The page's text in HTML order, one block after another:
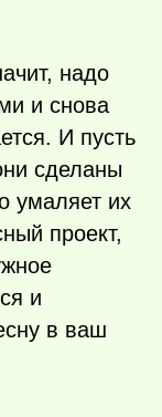
надо
и снова
И пусть
сделаны
умаляет их
проект,
и
в ваш